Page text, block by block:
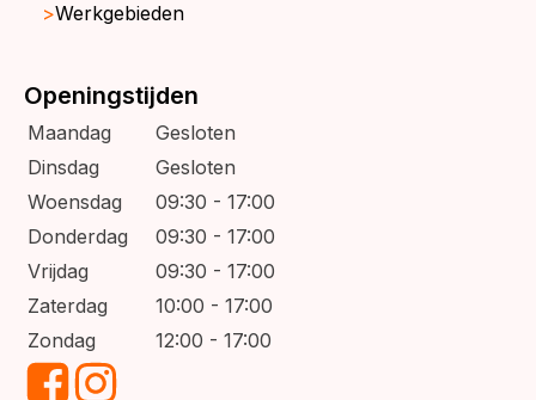
Werkgebieden
Openingstijden
Maandag
Gesloten
Dinsdag
Gesloten
Woensdag
09:30 - 17:00
Donderdag
09:30 - 17:00
Vrijdag
09:30 - 17:00
Zaterdag
10:00 - 17:00
Zondag
12:00 - 17:00